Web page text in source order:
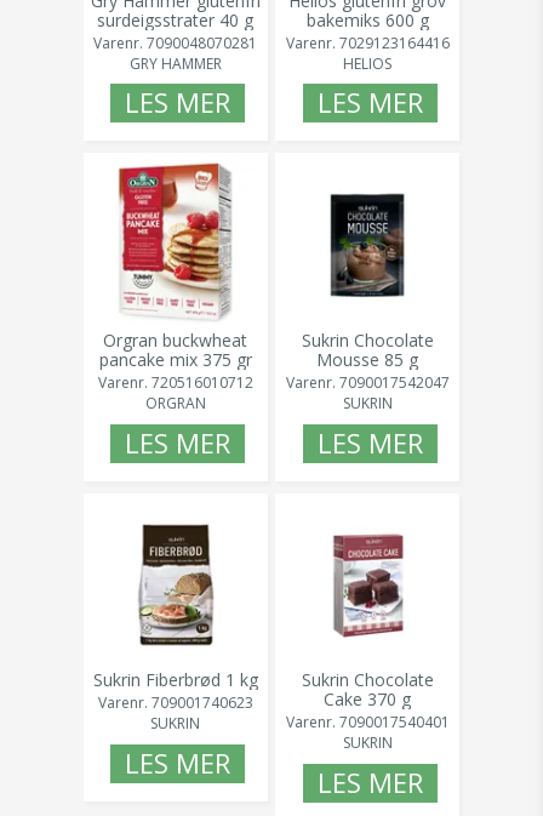
surdeigsstrater 40 g
Varenr. 7090048070281
GRY HAMMER
LES MER
bakemiks 600 g
Varenr. 7029123164416
HELIOS
LES MER
Orgran buckwheat
pancake mix 375 gr
Varenr. 720516010712
ORGRAN
LES MER
Sukrin Chocolate
Mousse 85 g
Varenr. 7090017542047
SUKRIN
LES MER
Sukrin Fiberbrød 1 kg
Varenr. 709001740623
SUKRIN
LES MER
Sukrin Chocolate
Cake 370 g
Varenr. 7090017540401
SUKRIN
LES MER